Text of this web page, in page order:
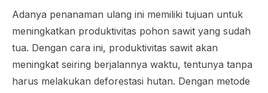
Adanya penanaman ulang ini memiliki tujuan untuk
meningkatkan produktivitas pohon sawit yang sudah
tua. Dengan cara ini, produktivitas sawit akan
meningkat seiring berjalannya waktu, tentunya tanpa
harus melakukan deforestasi hutan. Dengan metode